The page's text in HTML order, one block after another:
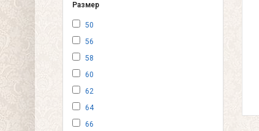
Размер
50
56
58
60
62
64
66